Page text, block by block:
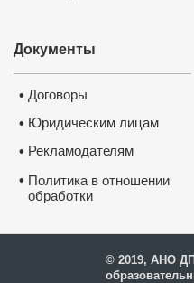
Документы
• Договоры
• Юридическим лицам
• Рекламодателям
• Политика в отношении
обработки
© 2019, АНО